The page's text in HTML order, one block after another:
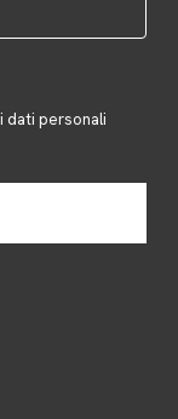
dati personali